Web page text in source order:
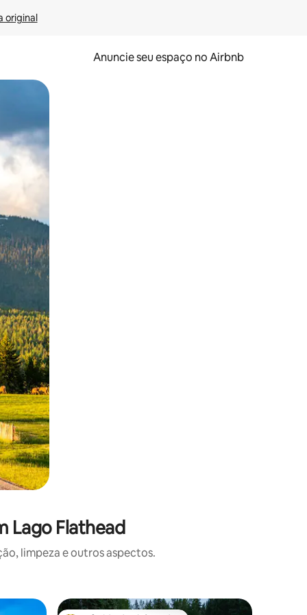
original
Anuncie seu espaço no Airbnb
o dedo na tela.
Lago Flathead
limpeza e outros aspectos.